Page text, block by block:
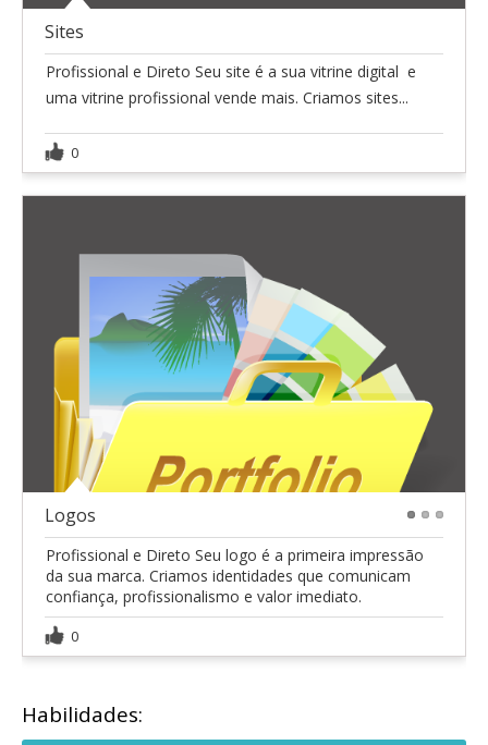
Sites
Profissional e Direto Seu site é a sua vitrine digital  e
uma vitrine profissional vende mais. Criamos sites...
0
Logos
Profissional e Direto Seu logo é a primeira impressão
da sua marca. Criamos identidades que comunicam
confiança, profissionalismo e valor imediato.
0
Habilidades: